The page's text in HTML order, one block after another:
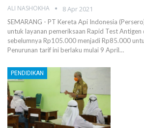
ALI NASHOKHA 8 Apr 2021
SEMARANG - PT Kereta Api Indonesia
untuk layanan pemeriksaan Rapid Test Antigen
sebelumnya Rp105.000 menjadi Rp85.000
Penurunan tarif ini berlaku mulai 9 April…
PENDIDIKAN